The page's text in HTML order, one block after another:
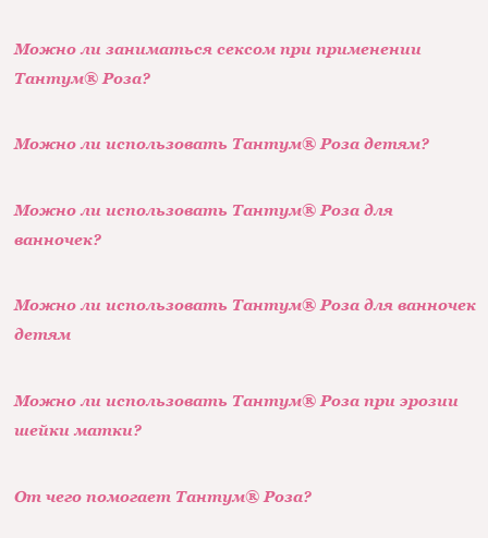
Можно ли заниматься сексом при применении
Тантум® Роза?
Можно ли использовать Тантум® Роза детям?
Можно ли использовать Тантум® Роза для
ванночек?
Можно ли использовать Тантум® Роза для ванночек
детям
Можно ли использовать Тантум® Роза при эрозии
шейки матки?
От чего помогает Тантум® Роза?